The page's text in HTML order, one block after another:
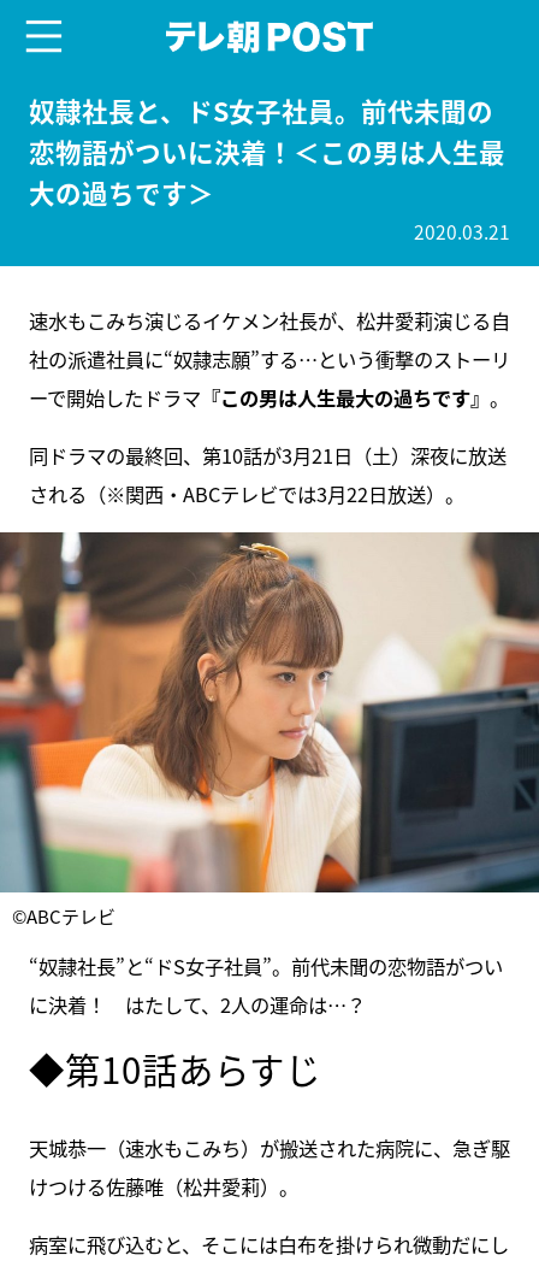
奴隷社長と、ドS女子社員。前代未聞の
恋物語がついに決着！＜この男は人生最
大の過ちです＞
2020.03.21
速水もこみち演じるイケメン社長が、松井愛莉演じる自
社の派遣社員に“奴隷志願”する…という衝撃のストーリ
ーで開始したドラマ 『この男は人生最大の過ちです』 。
同ドラマの最終回、第10話が3月21日（土）深夜に放送
される（※関西・ABCテレビでは3月22日放送）。
©ABCテレビ
“奴隷社長”と“ドS女子社員”。前代未聞の恋物語がつい
に決着！ はたして、2人の運命は…？
◆第10話あらすじ
天城恭一（速水もこみち）が搬送された病院に、急ぎ駆
けつける佐藤唯（松井愛莉）。
病室に飛び込むと、そこには白布を掛けられ微動だにし